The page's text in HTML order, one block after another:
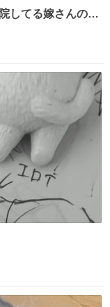
おるのだけど、
起きたらしい。